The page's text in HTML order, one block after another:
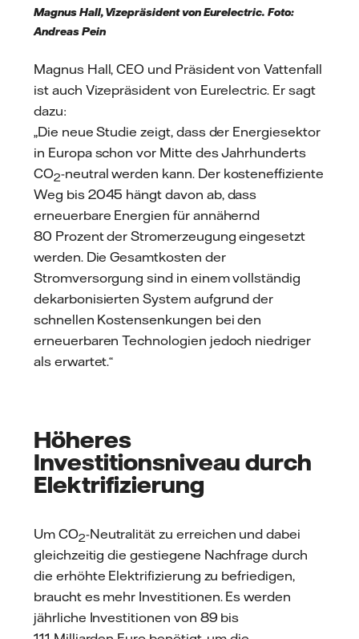
Magnus Hall, Vizepräsident von Eurelectric. Foto:
Andreas Pein
Magnus Hall, CEO und Präsident von Vattenfall
ist auch Vizepräsident von Eurelectric. Er sagt
dazu:
„Die neue Studie zeigt, dass der Energiesektor
in Europa schon vor Mitte des Jahrhunderts
CO2-neutral werden kann. Der kosteneffiziente
Weg bis 2045 hängt davon ab, dass
erneuerbare Energien für annähernd
80 Prozent der Stromerzeugung eingesetzt
werden. Die Gesamtkosten der
Stromversorgung sind in einem vollständig
dekarbonisierten System aufgrund der
schnellen Kostensenkungen bei den
erneuerbaren Technologien jedoch niedriger
als erwartet.“
Höheres
Investitionsniveau durch
Elektrifizierung
Um CO2-Neutralität zu erreichen und dabei
gleichzeitig die gestiegene Nachfrage durch
die erhöhte Elektrifizierung zu befriedigen,
braucht es mehr Investitionen. Es werden
jährliche Investitionen von 89 bis